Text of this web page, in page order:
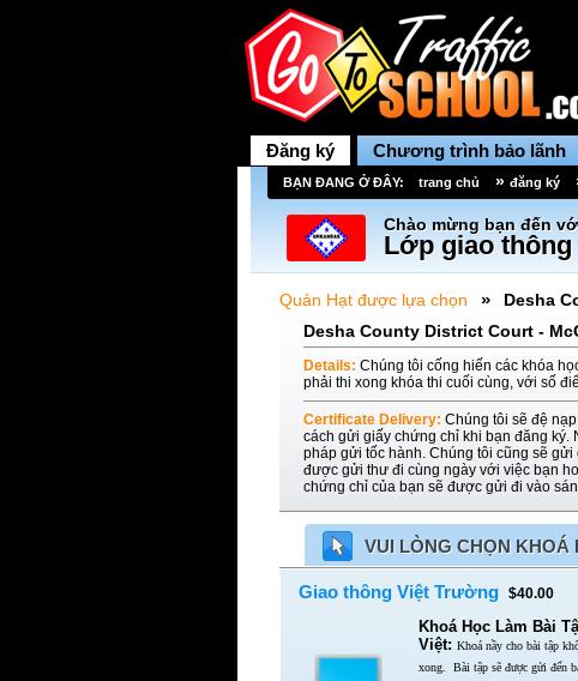
Đăng ký Chương trình bảo lãnh
BẠN ĐANG Ở ĐÂY: trang chủ » đăng ký
Chào mừng bạn đến
Lớp giao
Quản Hạt được lựa chọn » Desha
Desha County District Court -
Details: Chúng tôi cống hiến các khóa
phải thi xong khóa thi cuối cùng, với số
Certificate Delivery: Chúng tôi sẽ đệ
cách gửi giấy chứng chỉ khi bạn đăng ký.
pháp gửi tốc hành. Chúng tôi cũng sẽ
được gửi thư đi cùng ngày với việc bạn
chứng chỉ của bạn sẽ được gửi đi vào
VUI LÒNG CHỌN KHOÁ
Giao thông Việt Trường $40.00
Khoá Học Làm Bài
Việt: Khoá nầy cho bài tập
xong. Bài tập sẽ được gửi đến